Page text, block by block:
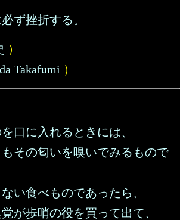
ず挫折する。
）
Takafumi ）
口に入れるときには、
その匂いを嗅いでみるもので
い食べものであったら、
が歩哨の役を買って出て、